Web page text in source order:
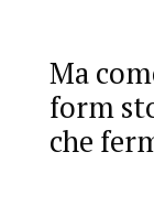
Ma
form
che